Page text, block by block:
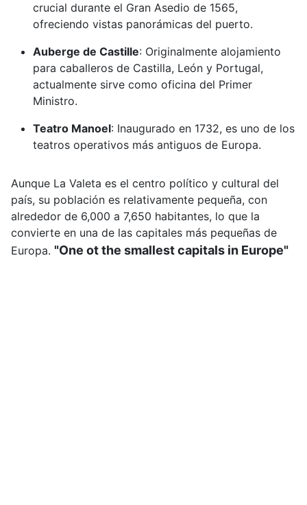
crucial durante el Gran Asedio de 1565,
ofreciendo vistas panorámicas del puerto.
Auberge de Castille: Originalmente alojamiento
para caballeros de Castilla, León y Portugal,
actualmente sirve como oficina del Primer
Ministro.
Teatro Manoel: Inaugurado en 1732, es uno de los
teatros operativos más antiguos de Europa.
Aunque La Valeta es el centro político y cultural del
país, su población es relativamente pequeña, con
alrededor de 6,000 a 7,650 habitantes, lo que la
convierte en una de las capitales más pequeñas de
Europa. "One ot the smallest capitals in Europe"